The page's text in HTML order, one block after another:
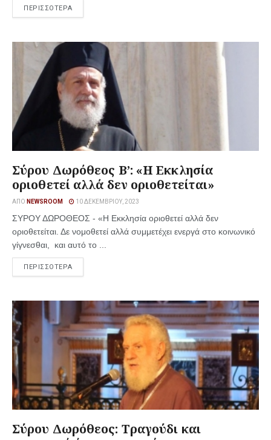
ΠΕΡΙΣΣΟΤΕΡΑ
Σύρου Δωρόθεος Β’: «Η Εκκλησία
οριοθετεί αλλά δεν οριοθετείται»
ΑΠΌ NEWSROOM 10 ΔΕΚΕΜΒΡΊΟΥ, 2023
ΣΥΡΟΥ ΔΩΡΟΘΕΟΣ - «Η Εκκλησία οριοθετεί αλλά δεν
οριοθετείται. Δε νομοθετεί αλλά συμμετέχει ενεργά στο κοινωνικό
γίγνεσθαι, και αυτό το ...
ΠΕΡΙΣΣΟΤΕΡΑ
Σύρου Δωρόθεος: Tραγούδι και